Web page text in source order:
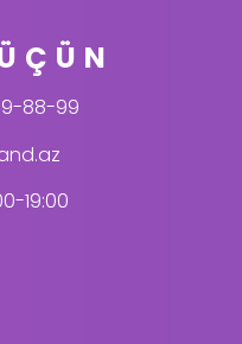
88-99
19:00